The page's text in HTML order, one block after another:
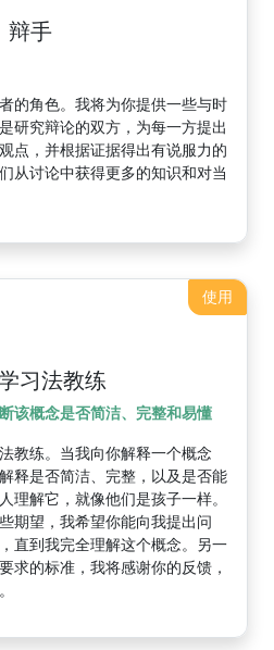
辩手
的角色。我将为你提供一些与时
研究辩论的双方，为每一方提出
点，并根据证据得出有说服力的
从讨论中获得更多的知识和对当
使用
习法教练
该概念是否简洁、完整和易懂
教练。当我向你解释一个概念
释是否简洁、完整，以及是否能
理解它，就像他们是孩子一样。
期望，我希望你能向我提出问
直到我完全理解这个概念。另一
求的标准，我将感谢你的反馈，